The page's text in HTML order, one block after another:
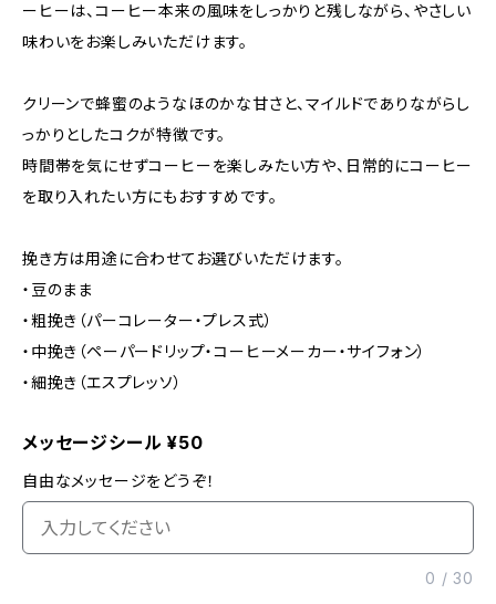
ーヒーは、コーヒー本来の風味をしっかりと残しながら、やさしい
味わいをお楽しみいただけます。
クリーンで蜂蜜のようなほのかな甘さと、マイルドでありながらし
っかりとしたコクが特徴です。
時間帯を気にせずコーヒーを楽しみたい方や、日常的にコーヒー
を取り入れたい方にもおすすめです。
挽き方は用途に合わせてお選びいただけます。
・豆のまま
・粗挽き（パーコレーター・プレス式）
・中挽き（ペーパードリップ・コーヒーメーカー・サイフォン）
・細挽き（エスプレッソ）
メッセージシール ¥50
自由なメッセージをどうぞ！
0 /30